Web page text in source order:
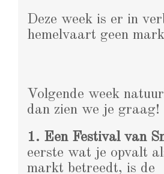
Deze week is er in
hemelvaart geen
Volgende week
dan zien we je graag!
1. Een Festival van
eerste wat je opvalt
markt betreedt, is de